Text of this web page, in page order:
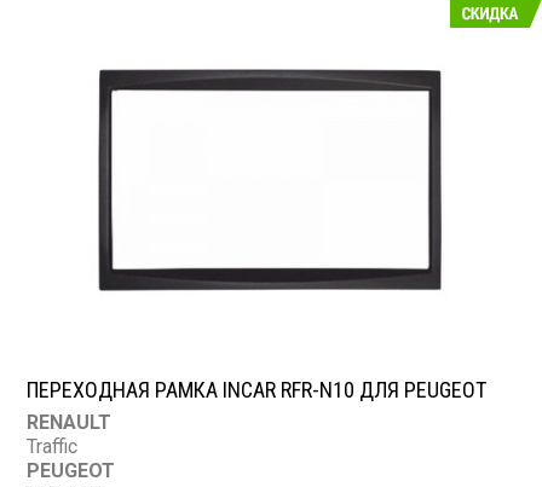
ПЕРЕХОДНАЯ РАМКА INCAR RFR-N10 ДЛЯ PEUGEOT
RENAULT
Traffic
PEUGEOT